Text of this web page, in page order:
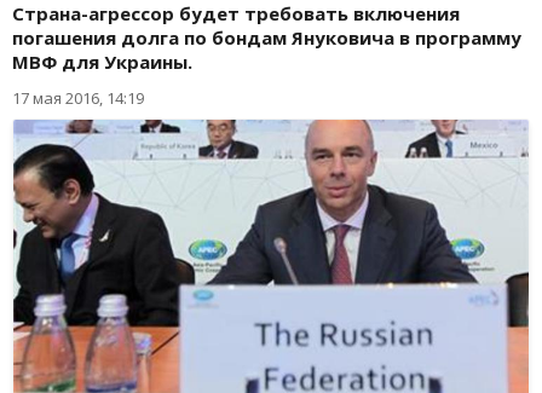
Страна-агрессор будет требовать включения
погашения долга по бондам Януковича в программу
МВФ для Украины.
17 мая 2016, 14:19